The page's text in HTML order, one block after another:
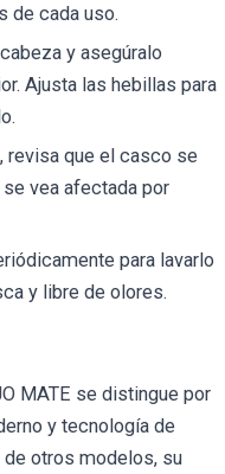
de cada uso.
y asegúralo
Ajusta las hebillas para
revisa que el casco se
vea afectada por
para lavarlo
y libre de olores.
MATE se distingue por
y tecnología de
otros modelos, su